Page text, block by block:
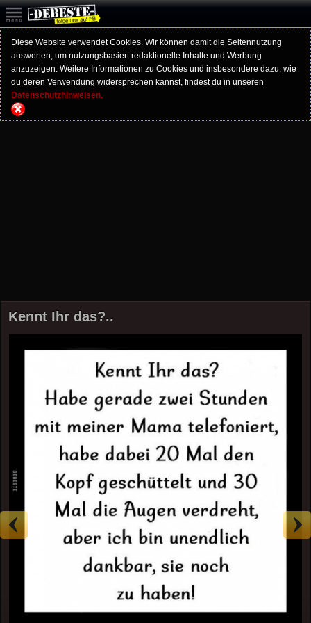
Diese Website verwendet Cookies. Wir können damit die Seitennutzung
auswerten, um nutzungsbasiert redaktionelle Inhalte und Werbung
anzuzeigen. Weitere Informationen zu Cookies und insbesondere dazu, wie
du deren Verwendung widersprechen kannst, findest du in unseren
Datenschutzhinweisen.
Kennt Ihr das?..